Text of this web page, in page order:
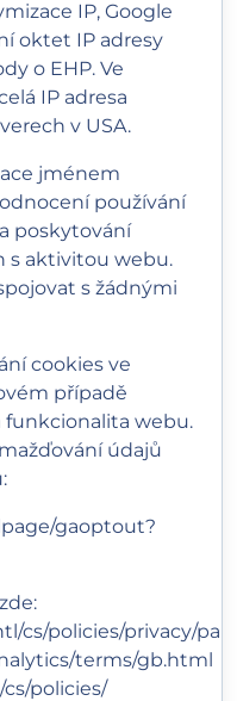
IP, Google
oktet IP adresy
o EHP. Ve
IP adresa
v USA.
jménem
používání
poskytování
s aktivitou webu.
s žádnými
cookies ve
případě
webu.
údajů
gaoptout?
cs/policies/privacy/
terms/gb.html
policies/